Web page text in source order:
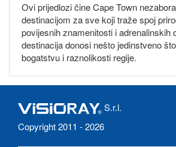
Ovi prijedlozi čine Cape Town
destinacijom za sve koji traže spoj
povijesnih znamenitosti i adrenalinskih
destinacija donosi nešto jedinstveno
bogatstvu i raznolikosti regije.
S.r.l.
Copyright 2011 - 2026